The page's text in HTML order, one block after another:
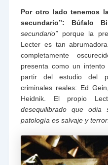
Por otro lado tenemos
secundario”: Búfalo
secundario” porque la
Lecter es tan
completamente
presenta como un
partir del estudio del
criminales reales: Ed
Heidnik. El propio
desequilibrado que
patología es salvaje y